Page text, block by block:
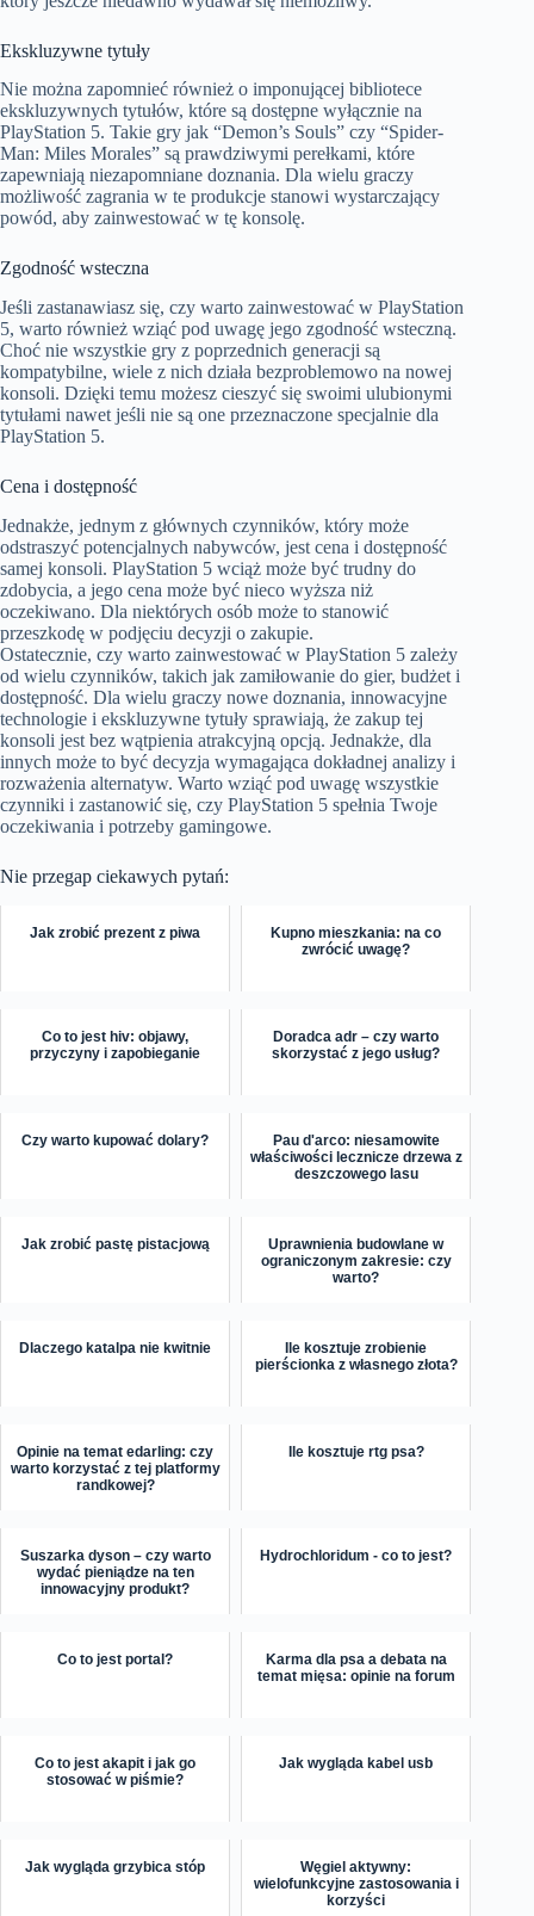
Ekskluzywne tytuły
Nie można zapomnieć również o imponującej bibliotece
ekskluzywnych tytułów, które są dostępne wyłącznie na
PlayStation 5. Takie gry jak “Demon’s Souls” czy “Spider-
Man: Miles Morales” są prawdziwymi perełkami, które
zapewniają niezapomniane doznania. Dla wielu graczy
możliwość zagrania w te produkcje stanowi wystarczający
powód, aby zainwestować w tę konsolę.
Zgodność wsteczna
Jeśli zastanawiasz się, czy warto zainwestować w PlayStation
5, warto również wziąć pod uwagę jego zgodność wsteczną.
Choć nie wszystkie gry z poprzednich generacji są
kompatybilne, wiele z nich działa bezproblemowo na nowej
konsoli. Dzięki temu możesz cieszyć się swoimi ulubionymi
tytułami nawet jeśli nie są one przeznaczone specjalnie dla
PlayStation 5.
Cena i dostępność
Jednakże, jednym z głównych czynników, który może
odstraszyć potencjalnych nabywców, jest cena i dostępność
samej konsoli. PlayStation 5 wciąż może być trudny do
zdobycia, a jego cena może być nieco wyższa niż
oczekiwano. Dla niektórych osób może to stanowić
przeszkodę w podjęciu decyzji o zakupie.
Ostatecznie, czy warto zainwestować w PlayStation 5 zależy
od wielu czynników, takich jak zamiłowanie do gier, budżet i
dostępność. Dla wielu graczy nowe doznania, innowacyjne
technologie i ekskluzywne tytuły sprawiają, że zakup tej
konsoli jest bez wątpienia atrakcyjną opcją. Jednakże, dla
innych może to być decyzja wymagająca dokładnej analizy i
rozważenia alternatyw. Warto wziąć pod uwagę wszystkie
czynniki i zastanowić się, czy PlayStation 5 spełnia Twoje
oczekiwania i potrzeby gamingowe.
Nie przegap ciekawych pytań:
Jak zrobić prezent z piwa
Kupno mieszkania: na co
zwrócić uwagę?
Co to jest hiv: objawy,
przyczyny i zapobieganie
Doradca adr – czy warto
skorzystać z jego usług?
Czy warto kupować dolary?
Pau d'arco: niesamowite
właściwości lecznicze drzewa z
deszczowego lasu
Jak zrobić pastę pistacjową
Uprawnienia budowlane w
ograniczonym zakresie: czy
warto?
Dlaczego katalpa nie kwitnie
Ile kosztuje zrobienie
pierścionka z własnego złota?
Opinie na temat edarling: czy
warto korzystać z tej platformy
randkowej?
Ile kosztuje rtg psa?
Suszarka dyson – czy warto
wydać pieniądze na ten
innowacyjny produkt?
Hydrochloridum - co to jest?
Co to jest portal?
Karma dla psa a debata na
temat mięsa: opinie na forum
Co to jest akapit i jak go
stosować w piśmie?
Jak wygląda kabel usb
Jak wygląda grzybica stóp
Węgiel aktywny:
wielofunkcyjne zastosowania i
korzyści